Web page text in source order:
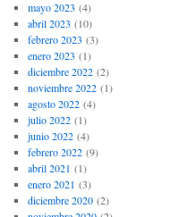
mayo 2023 (4)
abril 2023 (10)
febrero 2023 (3)
enero 2023 (1)
diciembre 2022(2)
noviembre 2022(1)
agosto 2022(4)
julio 2022(1)
junio 2022(4)
febrero 2022(9)
abril 2021 (1)
enero 2021 (3)
diciembre 2020(2)